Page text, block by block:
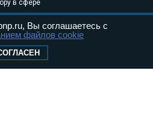
в сфере
и
05
Эл № ФС77-
Вы соглашаетесь с
файлов cookie